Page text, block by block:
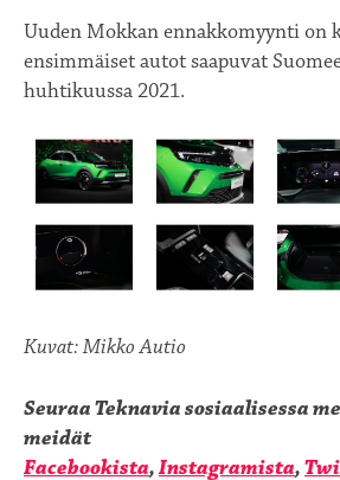
Uuden Mokkan ennakkomyynti on
ensimmäiset autot saapuvat
huhtikuussa 2021.
Kuvat: Mikko Autio
Seuraa Teknavia sosiaalisessa
meidät
Facebookista,Instagramista,